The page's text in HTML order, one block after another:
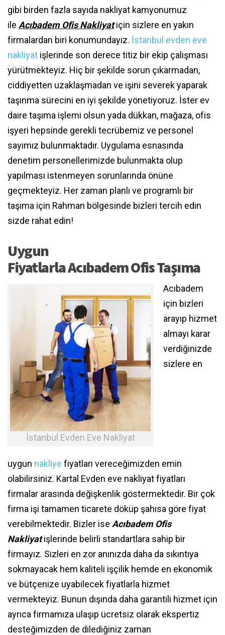
gibi birden fazla sayıda nakliyat kamyonumuz
ile Acıbadem Ofis Nakliyatiçin sizlere en yakın
firmalardan biri konumundayız. İstanbul evden eve
nakliyat işlerinde son derece titiz bir ekip çalışması
yürütmekteyiz. Hiç bir şekilde sorun çıkarmadan,
ciddiyetten uzaklaşmadan ve işini severek yaparak
taşınma sürecini en iyi şekilde yönetiyoruz. İster ev
daire taşıma işlemi olsun yada dükkan, mağaza, ofis
işyeri hepsinde gerekli tecrübemiz ve personel
sayımız bulunmaktadır. Uygulama esnasında
denetim personellerimizde bulunmakta olup
yapılması istenmeyen sorunlarında önüne
geçmekteyiz. Her zaman planlı ve programlı bir
taşıma için Rahman bölgesinde bizleri tercih edin
sizde rahat edin!
Uygun
Fiyatlarla Acıbadem Ofis Taşıma
İstanbul Evden Eve Nakliyat
Acıbadem
için bizleri
arayıp hizmet
almayı karar
verdiğinizde
sizlere en
uygun nakliye fiyatları vereceğimizden emin
olabilirsiniz. Kartal Evden eve nakliyat fiyatları
firmalar arasında değişkenlik göstermektedir. Bir çok
firma işi tamamen ticarete döküp şahısa göre fiyat
verebilmektedir. Bizler ise Acıbadem Ofis
Nakliyatişlerinde belirli standartlara sahip bir
firmayız. Sizleri en zor anınızda daha da sıkıntıya
sokmayacak hem kaliteli işçilik hemde en ekonomik
ve bütçenize uyabilecek fiyatlarla hizmet
vermekteyiz. Bunun dışında daha garantili hizmet için
ayrıca firmamıza ulaşıp ücretsiz olarak ekspertiz
desteğimizden de dilediğiniz zaman